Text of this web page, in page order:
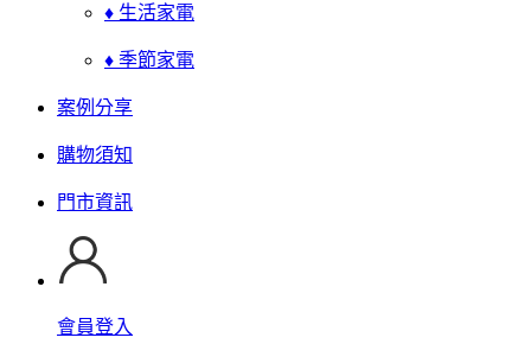
♦ 生活家電
♦ 季節家電
案例分享
購物須知
門市資訊
會員登入